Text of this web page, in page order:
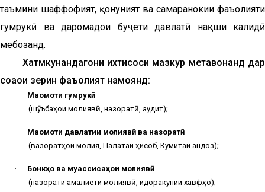
таъмини шаффофият, қонуният ва самаранокии фаъолияти
гумрукӣ ва даромадҳои буҷети давлатӣ нақши калидӣ
мебозанд.
Хатмкунандагони ихтисоси мазкур метавонанд дар
соҳаҳои зерин фаъолият намоянд:
·
Мақомоти гумрукӣ
(шӯъбаҳои молиявӣ, назоратӣ, аудит);
·
Мақомоти давлатии молиявӣ ва назоратӣ
(вазоратҳои молия, Палатаи ҳисоб, Кумитаи андоз);
·
Бонкҳо ва муассисаҳои молиявӣ
(назорати амалиёти молиявӣ, идоракунии хавфҳо);